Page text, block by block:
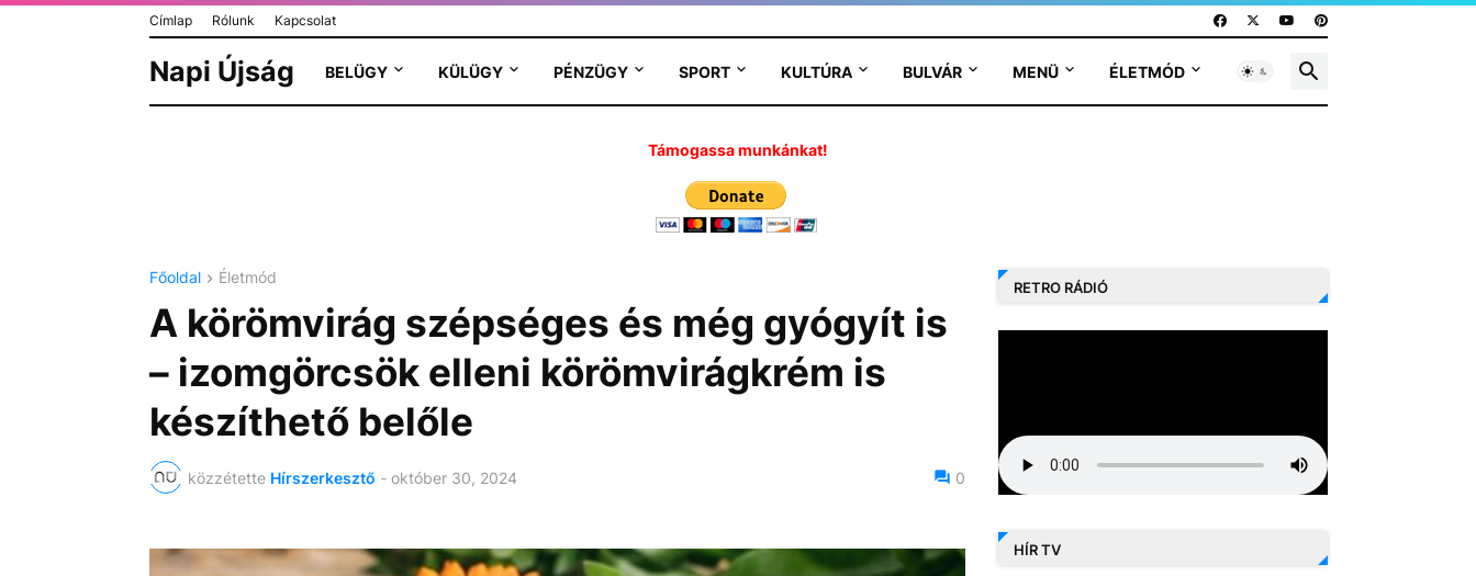
Címlap Rólunk Kapcsolat
Napi Újság BELÜGY KÜLÜGY PÉNZÜGY SPORT KULTÚRA BULVÁR MENÜ ÉLETMÓD
Támogassa munkánkat!
Főoldal Életmód
A körömvirág szépséges és még gyógyít is
– izomgörcsök elleni körömvirágkrém is
készíthető belőle
közzétette Hírszerkesztő - október 30, 2024 0
RETRO RÁDIÓ
HÍR TV